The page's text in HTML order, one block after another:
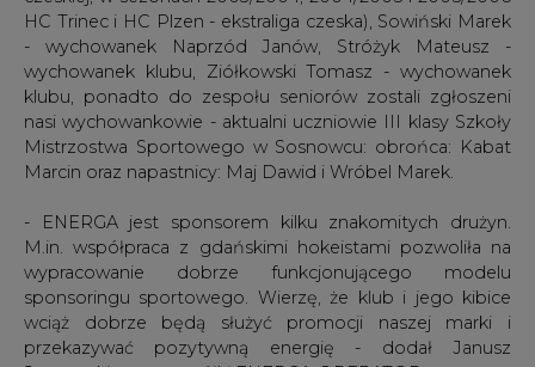
Janczarski, prezes spółki ENERGA-OPERATOR.
Polska Liga Hokejowa rusza 7 września 2007r. Zespół
ENERGA Stoczniowiec Gdańsk swój pierwszy mecz w
tym sezonie rozegra w tym dniu z Unią w Oświęcimiu. Po
raz pierwszy zespół na hali OLIVIA gdańscy kibice mogą
zobaczyć 23 września 2007 r. w meczu z beniaminkiem
Polskiej Ligi Hokejowej Polonią Bytom.
# Centrum prasowe #Najnowsze
informacje
Artykuł powstał bez wsparcia narzędzi sztucznej inteligencji.
Wydawca portalu CIRE zgadza się na włączenie publikacji do